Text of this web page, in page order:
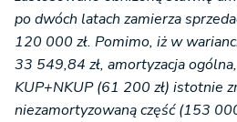
po dwóch latach zamierza
120 000 zł. Pomimo, iż w
33 549,84 zł, amortyzacja
KUP+NKUP (61 200 zł) istotnie
niezamortyzowaną część (153